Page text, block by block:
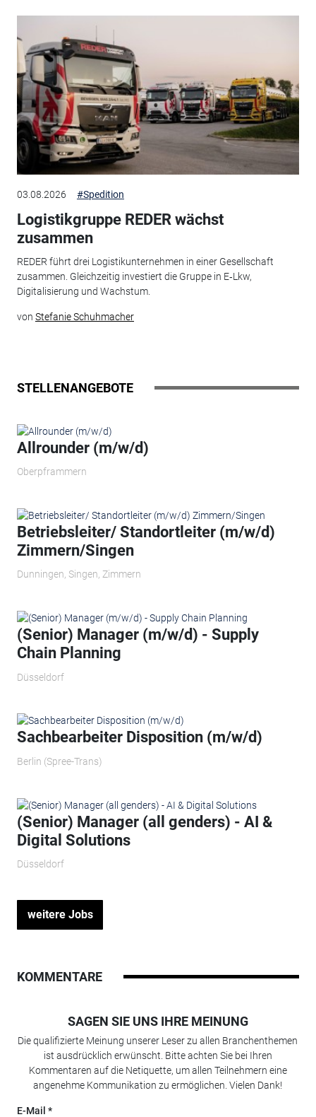
03.08.2026 #Spedition
Logistikgruppe REDER wächst
zusammen
REDER führt drei Logistikunternehmen in einer Gesellschaft
zusammen. Gleichzeitig investiert die Gruppe in E‑Lkw,
Digitalisierung und Wachstum.
von Stefanie Schuhmacher
STELLENANGEBOTE
Allrounder (m/w/d)
Oberpframmern
Betriebsleiter/ Standortleiter (m/w/d)
Zimmern/Singen
Dunningen, Singen, Zimmern
(Senior) Manager (m/w/d) - Supply
Chain Planning
Düsseldorf
Sachbearbeiter Disposition (m/w/d)
Berlin (Spree-Trans)
(Senior) Manager (all genders) - AI &
Digital Solutions
Düsseldorf
weitere Jobs
KOMMENTARE
SAGEN SIE UNS IHRE MEINUNG
Die qualifizierte Meinung unserer Leser zu allen Branchenthemen
ist ausdrücklich erwünscht. Bitte achten Sie bei Ihren
Kommentaren auf die Netiquette, um allen Teilnehmern eine
angenehme Kommunikation zu ermöglichen. Vielen Dank!
E-Mail